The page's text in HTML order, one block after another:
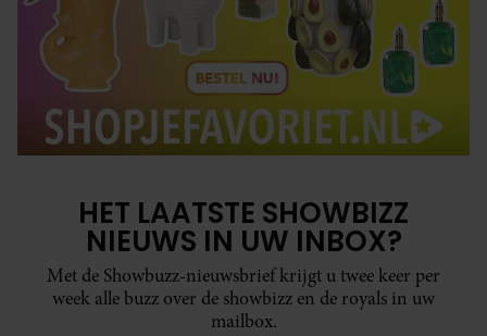
HET LAATSTE SHOWBIZZ
NIEUWS IN UW INBOX?
Met de Showbuzz-nieuwsbrief krijgt u twee keer per
week alle buzz over de showbizz en de royals in uw
mailbox.